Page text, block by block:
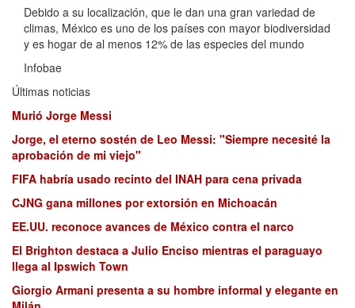
Debido a su localización, que le dan una gran variedad de
climas, México es uno de los países con mayor biodiversidad
y es hogar de al menos 12% de las especies del mundo
Infobae
Últimas noticias
Murió Jorge Messi
Jorge, el eterno sostén de Leo Messi: "Siempre necesité la
aprobación de mi viejo"
FIFA habría usado recinto del INAH para cena privada
CJNG gana millones por extorsión en Michoacán
EE.UU. reconoce avances de México contra el narco
El Brighton destaca a Julio Enciso mientras el paraguayo
llega al Ipswich Town
Giorgio Armani presenta a su hombre informal y elegante en